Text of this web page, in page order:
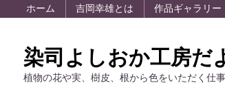
ホーム 吉岡幸雄とは 作品ギャラリー
染司よしおか工房だ
植物の花や実、樹皮、根から色をいただく仕事